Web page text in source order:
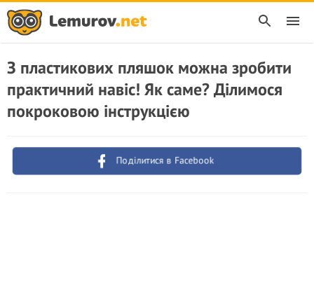
З пластикових пляшок можна зробити
практичний навіс! Як саме? Ділимося
покроковою інструкцією
Поділитися в Facebook